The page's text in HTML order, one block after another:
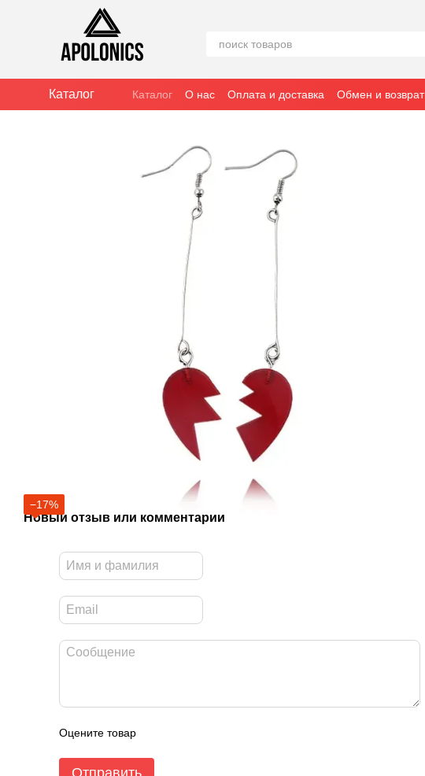
Перейти к основному контенту
Каталог Каталог О нас Оплата и доставка Обмен и возврат
Отзывы о магазине
−17%
Новый отзыв или комментарий
Оцените товар
Отправить